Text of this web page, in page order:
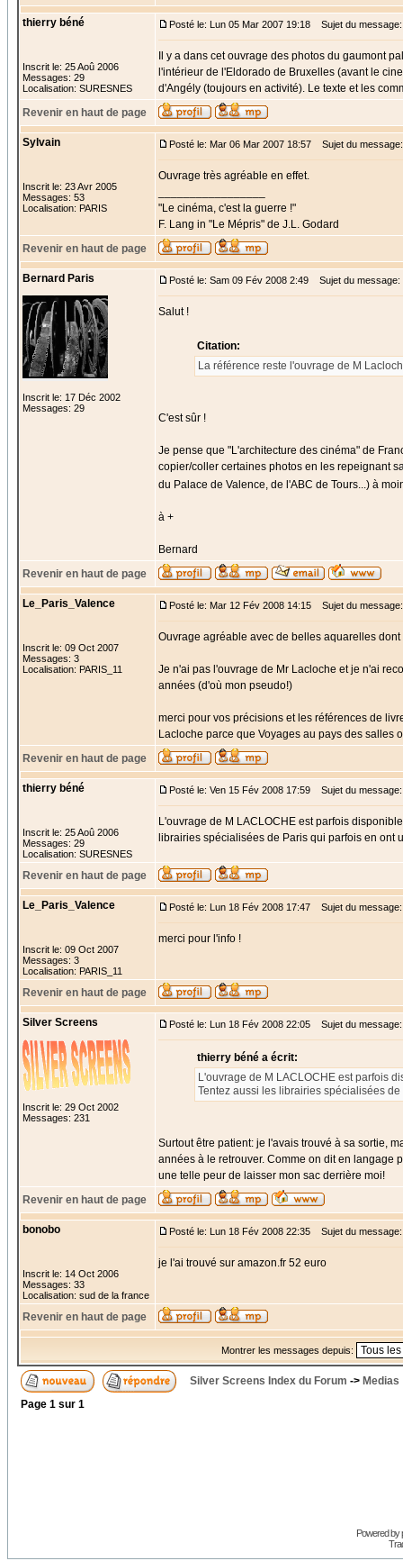
thierry béné
Inscrit le: 25 Aoû 2006
Messages: 29
Localisation: SURESNES
Posté le: Lun 05 Mar 2007 19:18 Sujet du message:
Il y a dans cet ouvrage des photos du gaumont
l'intérieur de l'Eldorado de Bruxelles (avant le
d'Angély (toujours en activité). Le texte et les
Revenir en haut de page
Sylvain
Inscrit le: 23 Avr 2005
Messages: 53
Localisation: PARIS
Posté le: Mar 06 Mar 2007 18:57 Sujet du message:
Ouvrage très agréable en effet.
"Le cinéma, c'est la guerre !"
F. Lang in "Le Mépris" de J.L. Godard
Revenir en haut de page
Bernard Paris
Inscrit le: 17 Déc 2002
Messages: 29
Posté le: Sam 09 Fév 2008 2:49 Sujet du message:
Salut !
Citation:
La référence reste l'ouvrage de M
C'est sûr !
Je pense que "L'architecture des cinéma" de
copier/coller certaines photos en les repeignant
du Palace de Valence, de l'ABC de Tours...) à
à +
Bernard
Revenir en haut de page
Le_Paris_Valence
Inscrit le: 09 Oct 2007
Messages: 3
Localisation: PARIS_11
Posté le: Mar 12 Fév 2008 14:15 Sujet du message:
Ouvrage agréable avec de belles aquarelles
Je n'ai pas l'ouvrage de Mr Lacloche et je n'ai
années (d'où mon pseudo!)
merci pour vos précisions et les références de
Lacloche parce que Voyages au pays des salles
Revenir en haut de page
thierry béné
Inscrit le: 25 Aoû 2006
Messages: 29
Localisation: SURESNES
Posté le: Ven 15 Fév 2008 17:59 Sujet du message:
L'ouvrage de M LACLOCHE est parfois
librairies spécialisées de Paris qui parfois en ont
Revenir en haut de page
Le_Paris_Valence
Inscrit le: 09 Oct 2007
Messages: 3
Localisation: PARIS_11
Posté le: Lun 18 Fév 2008 17:47 Sujet du message:
merci pour l'info !
Revenir en haut de page
Silver Screens
Inscrit le: 29 Oct 2002
Messages: 231
Posté le: Lun 18 Fév 2008 22:05 Sujet du message:
thierry béné a écrit:
L'ouvrage de M LACLOCHE est parfois
Tentez aussi les librairies spécialisées
Surtout être patient: je l'avais trouvé à sa sortie,
années à le retrouver. Comme on dit en langage
une telle peur de laisser mon sac derrière moi!
Revenir en haut de page
bonobo
Inscrit le: 14 Oct 2006
Messages: 33
Localisation: sud de la france
Posté le: Lun 18 Fév 2008 22:35 Sujet du message:
je l'ai trouvé sur amazon.fr 52 euro
Revenir en haut de page
Montrer les messages depuis:
Silver Screens Index du Forum -> Medias
Page 1 sur 1
Powered by